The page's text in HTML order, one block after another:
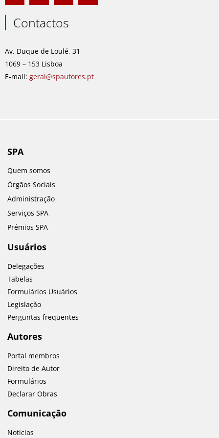
c
e
b
o
k
s
t
a
r
a
m
n
k
e
i
n
u
Contactos
Av. Duque de Loulé, 31
1069 – 153 Lisboa
E-mail: geral@spautores.pt
SPA
Quem somos
Órgãos Sociais
Administração
Serviços SPA
Prémios SPA
Usuários
Delegações
Tabelas
Formulários Usuários
Legislação
Perguntas frequentes
Autores
Portal membros
Direito de Autor
Formulários
Declarar Obras
Comunicação
Notícias